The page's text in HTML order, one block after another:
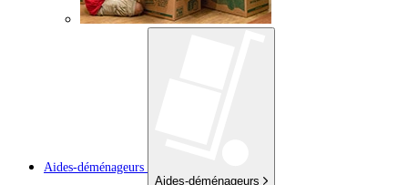
Aides-déménageurs
Aides-déménageurs